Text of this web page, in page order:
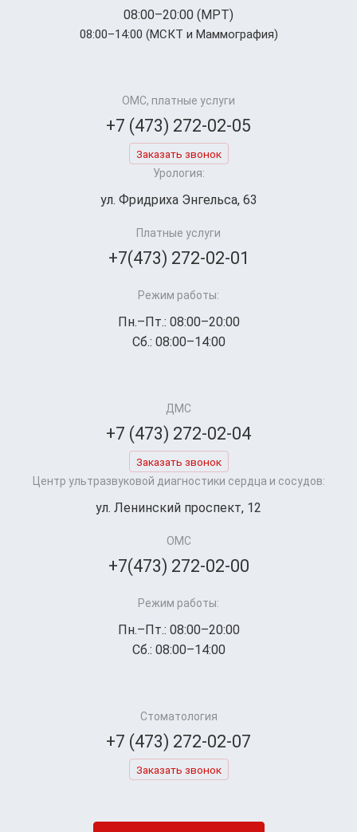
08:00–20:00 (МРТ)
08:00–14:00 (МСКТ и Маммография)
ОМС, платные услуги
+7 (473) 272-02-05
Заказать звонок
Урология:
ул. Фридриха Энгельса, 63
Платные услуги
+7(473) 272-02-01
Режим работы:
Пн.–Пт.: 08:00–20:00
Сб.: 08:00–14:00
ДМС
+7 (473) 272-02-04
Заказать звонок
Центр ультразвуковой диагностики сердца и сосудов:
ул. Ленинский проспект, 12
ОМС
+7(473) 272-02-00
Режим работы:
Пн.–Пт.: 08:00–20:00
Сб.: 08:00–14:00
Стоматология
+7 (473) 272-02-07
Заказать звонок